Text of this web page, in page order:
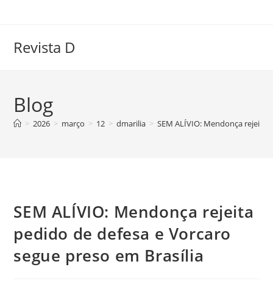
conteúdo
Revista D
Blog
> 2026 > março > 12 > dmarilia > SEM ALÍVIO: Mendonça rejeita
SEM ALÍVIO: Mendonça rejeita
pedido de defesa e Vorcaro
segue preso em Brasília